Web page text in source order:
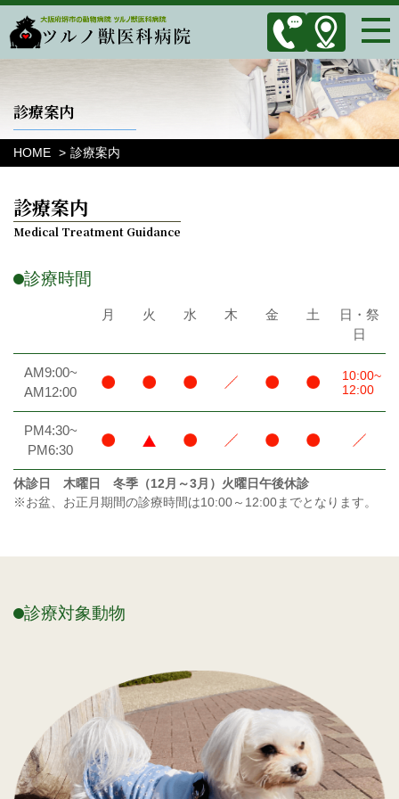
診療案内
HOME 診療案内
診療案内
診療時間
月 火 水 木 金 土
日・祭
日
AM9:00~
AM12:00
10:00~
12:00
PM4:30~
PM6:30
休診日 木曜日 冬季（12月～3月）火曜日午後休診
※お盆、お正月期間の診療時間は10:00～12:00までとなります。
診療対象動物